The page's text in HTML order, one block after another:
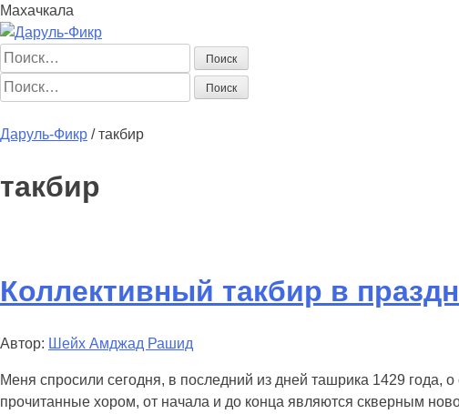
Махачкала
Найти:
Найти:
Даруль-Фикр /такбир
такбир
Коллективный такбир в
Автор: Шейх Амджад Рашид
Меня спросили сегодня, в последний из дней ташрика 1429
прочитанные хором, от начала и до конца являются скверным